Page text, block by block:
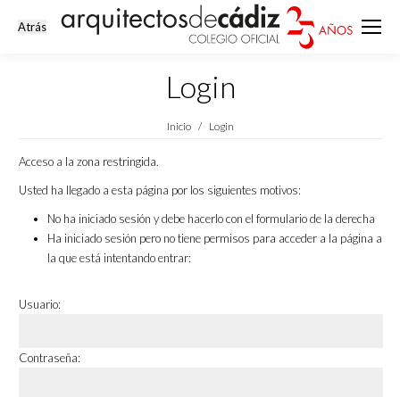
Login
Estás aquí:
Inicio Login
Acceso a la zona restringida.
Usted ha llegado a esta página por los siguientes motivos:
No ha iniciado sesión y debe hacerlo con el formulario de la derecha
Ha iniciado sesión pero no tiene permisos para acceder a la página a
la que está intentando entrar:
Usuario:
Contraseña: